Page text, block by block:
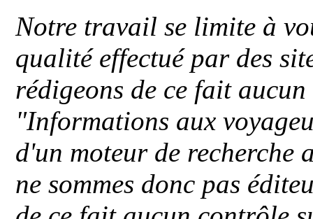
Notre travail se limite à
qualité effectué par des
rédigeons de ce fait
"Informations aux
d'un moteur de recherche
ne sommes donc pas